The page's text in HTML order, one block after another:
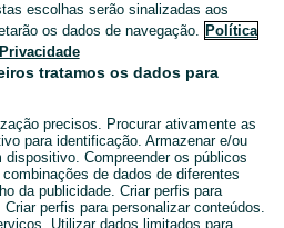
escolhas serão sinalizadas aos
os dados de navegação. Política
tratamos os dados para
precisos. Procurar ativamente as
para identificação. Armazenar e/ou
Compreender os públicos
de dados de diferentes
da publicidade. Criar perfis para
perfis para personalizar conteúdos.
Utilizar dados limitados para